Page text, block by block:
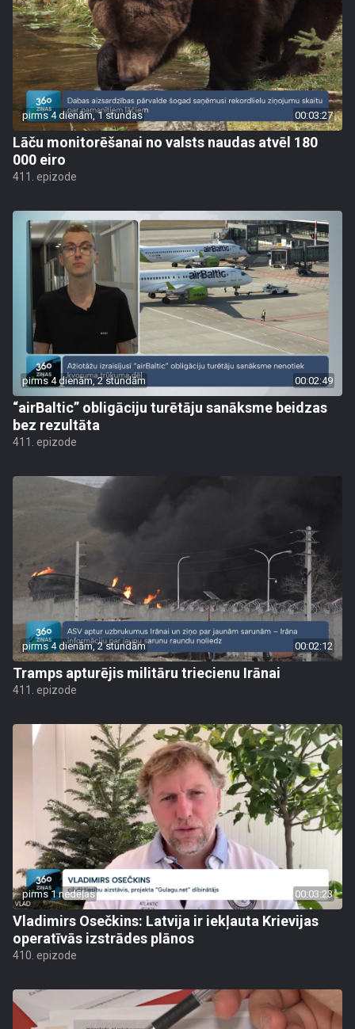
pirms 4 dienām, 1 stundas 00:03:27
Lāču monitorēšanai no valsts naudas atvēl 180
000 eiro
411. epizode
pirms 4 dienām, 2 stundām 00:02:49
“airBaltic” obligāciju turētāju sanāksme beidzas
bez rezultāta
411. epizode
pirms 4 dienām, 2 stundām 00:02:12
Tramps apturējis militāru triecienu Irānai
411. epizode
pirms 1 nedēļas 00:03:23
Vladimirs Osečkins: Latvija ir iekļauta Krievijas
operatīvās izstrādes plānos
410. epizode